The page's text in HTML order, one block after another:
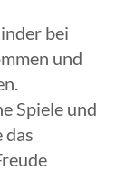
bei
und
Spiele und
das